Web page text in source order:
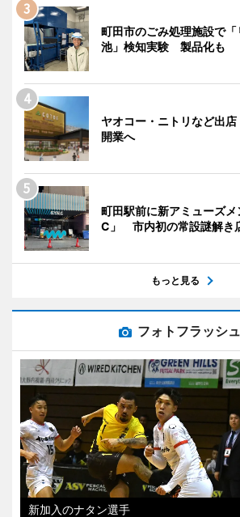
町田市のごみ処理施設で
池」検知実験 製品化も
ヤオコー・ニトリなど出
開業へ
町田駅前に新アミューズ
C」 市内初の常設謎解き
もっと見る
フォトフラッシュ
新加入のナタン選手